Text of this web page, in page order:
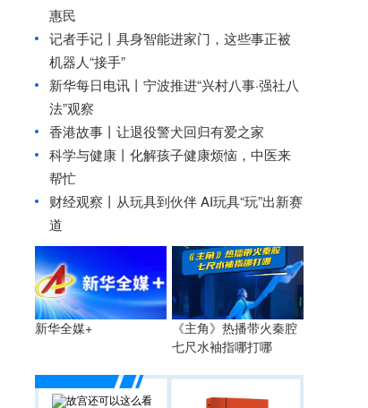
惠民
记者手记丨具身智能进家门，这些事正被
机器人“接手”
新华每日电讯丨 宁波推进“兴村八事·强社八
法”观察
香港故事丨 让退役警犬回归有爱之家
科学与健康丨化解孩子健康烦恼，中医来
帮忙
财经观察丨
从玩具到伙伴 AI玩具“玩”出新赛
道
新华全媒+
《主角》热播带火秦腔
七尺水袖指哪打哪